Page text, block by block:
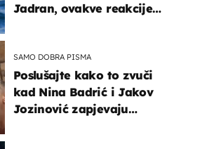
Jadran, ovakve reakcije
SAMO DOBRA PISMA
Poslušajte kako to zvuči
kad Nina Badrić i Jakov
Jozinović zapjevaju